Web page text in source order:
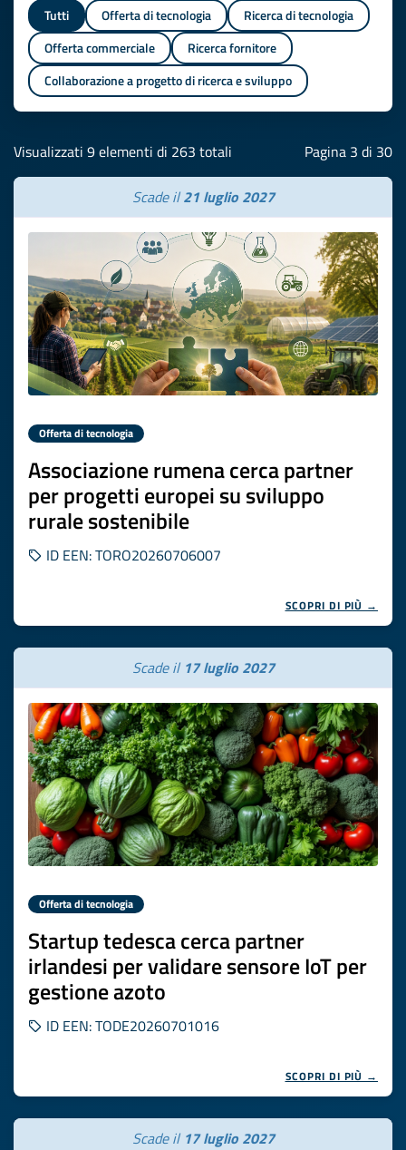
Tutti Offerta di tecnologia
Ricerca di tecnologia
Offerta commerciale
Ricerca fornitore
Collaborazione a progetto di ricerca e sviluppo
Visualizzati 9 elementi di 263 totali Pagina 3 di 30
Scade il21 luglio 2027
Offerta di tecnologia
Associazione rumena cerca partner
per progetti europei su sviluppo
rurale sostenibile
ID EEN: TORO20260706007
SCOPRI DI PIÙ →
Scade il 17 luglio 2027
Offerta di tecnologia
Startup tedesca cerca partner
irlandesi per validare sensore IoT per
gestione azoto
ID EEN: TODE20260701016
SCOPRI DI PIÙ →
Scade il 17 luglio 2027